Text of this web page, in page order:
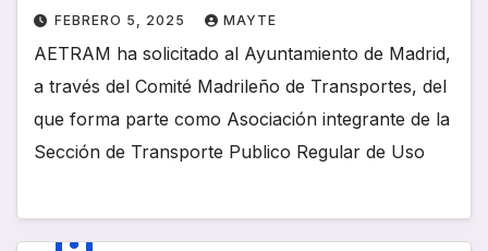
FEBRERO 5, 2025 MAYTE
AETRAM ha solicitado al Ayuntamiento de Madrid,
a través del Comité Madrileño de Transportes, del
que forma parte como Asociación integrante de la
Sección de Transporte Publico Regular de Uso